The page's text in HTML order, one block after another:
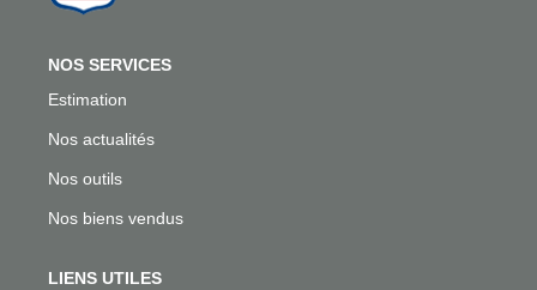
NOS SERVICES
Estimation
Nos actualités
Nos outils
Nos biens vendus
LIENS UTILES